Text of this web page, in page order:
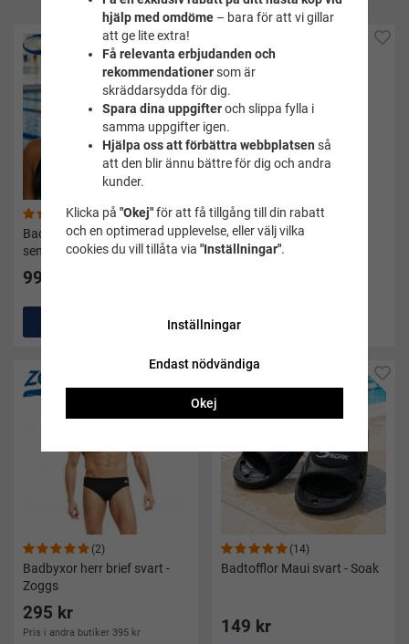
(19)
Badmössa svart silicone
senior - Soak
99 kr
(2)
Simglasögon Cobra Ultra
Swipe Mirror Vit - Arena
(2)
Badbyxor herr brief svart -
Zoggs
295 kr
Pris i andra butiker 395 kr
(14)
Badtofflor Maui svart - Soak
149 kr
hjälp med omdöme– bara för att vi gillar
att ge lite extra!
Få relevanta erbjudanden och
rekommendationersom är
skräddarsydda för dig.
Spara dina uppgifteroch slippa fylla i
samma uppgifter igen.
Hjälpa oss att förbättra webbplatsen så
att den blir ännu bättre för dig och andra
kunder.
Klicka på "Okej"för att få tillgång till din rabatt
och en optimerad upplevelse, eller välj vilka
cookies du vill tillåta via "Inställningar".
Inställningar
Endast nödvändiga
Okej